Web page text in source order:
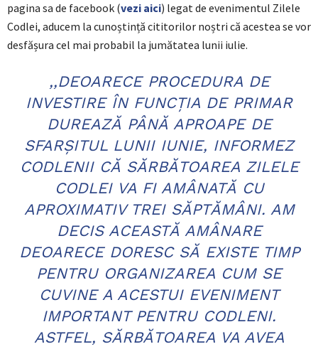
pagina sa de facebook (vezi aici) legat de evenimentul Zilele
Codlei, aducem la cunoștință cititorilor noștri că acestea se vor
desfășura cel mai probabil la jumătatea lunii iulie.
,,DEOARECE PROCEDURA DE
INVESTIRE ÎN FUNCȚIA DE PRIMAR
DUREAZĂ PÂNĂ APROAPE DE
SFARȘITUL LUNII IUNIE, INFORMEZ
CODLENII CĂ SĂRBĂTOAREA ZILELE
CODLEI VA FI AMÂNATĂ CU
APROXIMATIV TREI SĂPTĂMÂNI. AM
DECIS ACEASTĂ AMÂNARE
DEOARECE DORESC SĂ EXISTE TIMP
PENTRU ORGANIZAREA CUM SE
CUVINE A ACESTUI EVENIMENT
IMPORTANT PENTRU CODLENI.
ASTFEL, SĂRBĂTOAREA VA AVEA